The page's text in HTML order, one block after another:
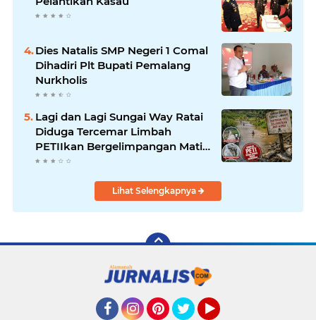
Dies Natalis SMP Negeri 1 Comal
Dihadiri Plt Bupati Pemalang
Nurkholis
Lagi dan Lagi Sungai Way Ratai
Diduga Tercemar Limbah
PETIIkan Bergelimpangan Mati,
Rakyat Jadi Korban: Di Mana
Aparat Penegak Hukum?
Lihat Selengkapnya